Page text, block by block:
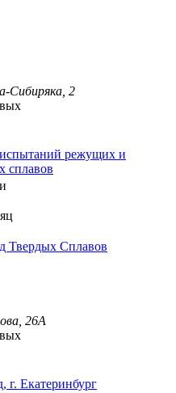
Сибиряка, 2
режущих и
сплавов
Твердых Сплавов
26А
г. Екатеринбург